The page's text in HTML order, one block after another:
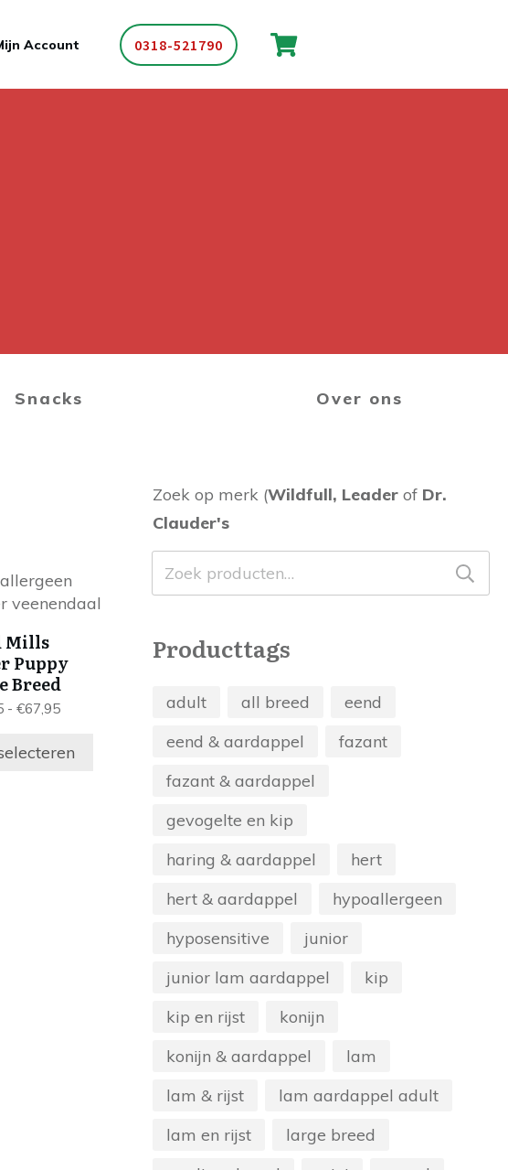
Account 0318-521790
Snacks Over ons
Mills
Puppy
Breed
- €67,95Prijsklasse:
tot
Dit
product
meerdere
variaties.
Deze
optie
gekozen
Zoek op merk (Wildfull, Leaderof Dr.
Clauder's
Zoeken
naar:
Producttags
adult all breed
eend
eend & aardappel
fazant
fazant & aardappel
gevogelte en kip
haring & aardappel
hert
hert & aardappel
hypoallergeen
hyposensitive
junior
junior lam aardappel
kip
kip en rijst
konijn
konijn & aardappel
lam
lam & rijst
lam aardappel adult
lam en rijst
large breed